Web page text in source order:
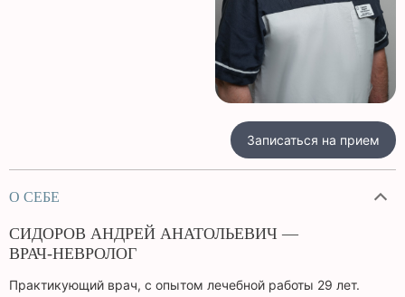
Записаться на прием
О СЕБЕ
СИДОРОВ АНДРЕЙ АНАТОЛЬЕВИЧ —
ВРАЧ-НЕВРОЛОГ
Практикующий врач, с опытом лечебной работы 29 лет.